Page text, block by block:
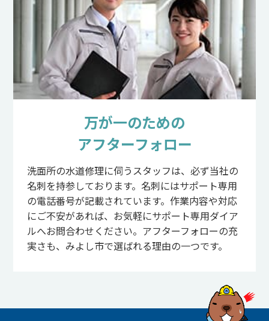
万が一のための
アフターフォロー
洗面所の水道修理に伺うスタッフは、必ず当社の
名刺を持参しております。名刺にはサポート専用
の電話番号が記載されています。作業内容や対応
にご不安があれば、お気軽にサポート専用ダイア
ルへお問合わせください。アフターフォローの充
実さも、みよし市で選ばれる理由の一つです。